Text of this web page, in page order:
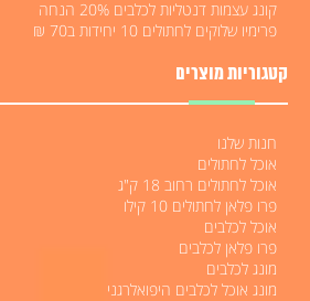
קונג עצמות דנטליות לכלבים 20% הנחה
פרימיו שלוקים לחתולים 10 יחידות ב70 ₪
קטגוריות מוצרים
חנות שלנו
אוכל לחתולים
אוכל לחתולים רחוב 18 ק"ג
פרו פלאן לחתולים 10 קילו
אוכל לכלבים
פרו פלאן לכלבים
מונג לכלבים
מונג אוכל לכלבים היפואלרגני